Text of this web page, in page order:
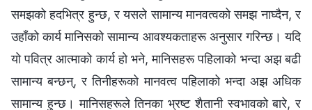
समझको हदभित्र हुन्छ, र यसले सामान्य मानवत्वको समझ नाघ्दैन, र
उहाँको कार्य मानिसको सामान्य आवश्यकताहरू अनुसार गरिन्छ। यदि
यो पवित्र आत्माको कार्य हो भने, मानिसहरू पहिलाको भन्दा अझ बढी
सामान्य बन्छन्‌, र तिनीहरूको मानवत्व पहिलाको भन्दा अझ अधिक
सामान्य हुन्छ। मानिसहरूले तिनका भ्रष्ट शैतानी स्वभावको बारे, र